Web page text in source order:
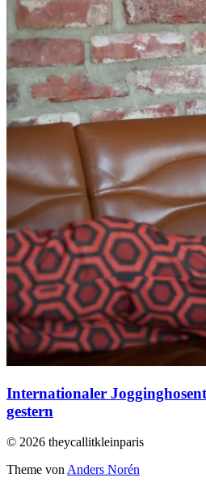
Internationaler
gestern
© 2026 theycallitkleinparis
Theme vonAnders Norén